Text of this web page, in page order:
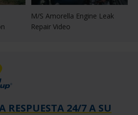
M/S Amorella Engine Leak
Repair Video
RESPUESTA 24/7 A SU